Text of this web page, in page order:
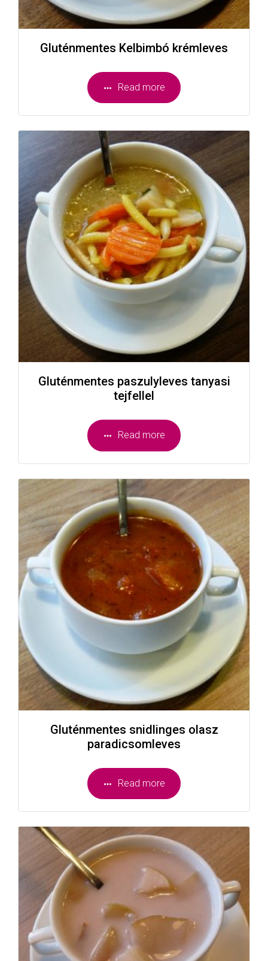
Gluténmentes Kelbimbó krémleves
Read more
Gluténmentes paszulyleves tanyasi
tejfellel
Read more
Gluténmentes snidlinges olasz
paradicsomleves
Read more